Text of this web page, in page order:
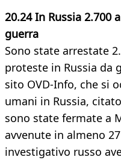
20.24 In Russia
guerra
Sono state arrestate
proteste in Russia da
sito OVD-Info, che si
umani in Russia,
sono state fermate a
avvenute in almeno
investigativo russo